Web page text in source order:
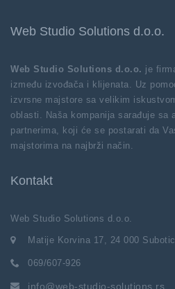
Web Studio Solutions d.o.o.
Web Studio Solutions d.o.o. je
između izvođača i klijenata. Uz
izvrsne majstore sa velikim
oblasti. Naša kompanija sarađuje sa
partnerima, koji će se postarati da
majstorima na najbrži način.
Kontakt
Web Studio Solutions d.o.o.
Matije Korvina 17, 24 000
069/607-926
info@web-studio-solutions.rs